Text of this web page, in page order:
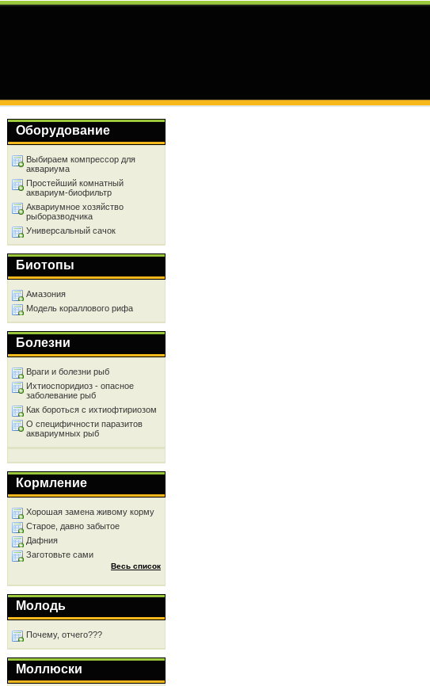
Оборудование
Выбираем компрессор для
аквариума
Простейший комнатный
аквариум-биофильтр
Аквариумное хозяйство
рыборазводчика
Универсальный сачок
Биотопы
Амазония
Модель кораллового рифа
Болезни
Враги и болезни рыб
Ихтиоспоридиоз - опасное
заболевание рыб
Как бороться с ихтиофтириозом
О специфичности паразитов
аквариумных рыб
Кормление
Хорошая замена живому корму
Старое, давно забытое
Дафния
Заготовьте сами
Весь список
Молодь
Почему, отчего???
Моллюски